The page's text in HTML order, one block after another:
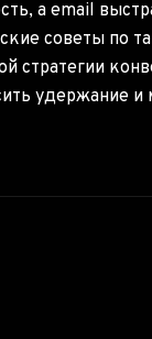
а email
советы по
стратегии
удержание и